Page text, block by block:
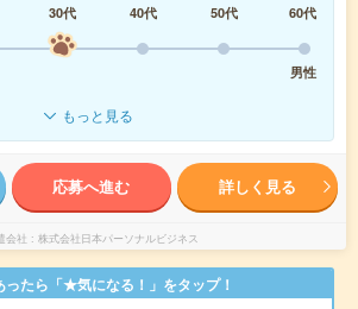
30代 40代 50代
60代
男性
もっと見る
応募へ進む 詳しく見る
会社 株式会社日本パーソナルビジネス
ったら「★気になる！」をタップ！